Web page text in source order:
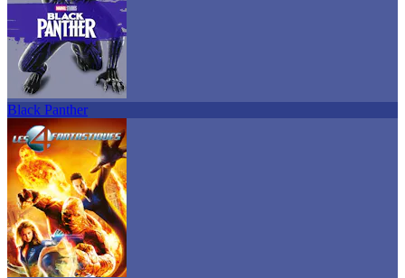
Black Panther